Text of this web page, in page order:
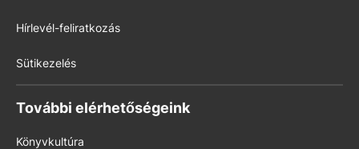
Hírlevél-feliratkozás
Sütikezelés
További elérhetőségeink
Könyvkultúra